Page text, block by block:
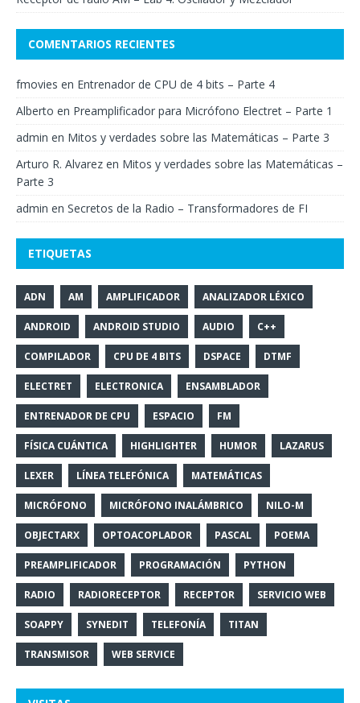
COMENTARIOS RECIENTES
fmovies en Entrenador de CPU de 4 bits – Parte 4
Alberto en Preamplificador para Micrófono Electret – Parte 1
admin en Mitos y verdades sobre las Matemáticas – Parte 3
Arturo R. Alvarez en Mitos y verdades sobre las Matemáticas –
Parte 3
admin en Secretos de la Radio – Transformadores de FI
ETIQUETAS
ADN AM AMPLIFICADOR ANALIZADOR LÉXICO
ANDROID ANDROID STUDIO AUDIO C++
COMPILADOR CPU DE 4 BITS DSPACE DTMF
ELECTRET ELECTRONICA ENSAMBLADOR
ENTRENADOR DE CPU ESPACIO FM
FÍSICA CUÁNTICA HIGHLIGHTER HUMOR LAZARUS
LEXER LÍNEA TELEFÓNICA MATEMÁTICAS
MICRÓFONO MICRÓFONO INALÁMBRICO NILO-M
OBJECTARX OPTOACOPLADOR PASCAL POEMA
PREAMPLIFICADOR PROGRAMACIÓN PYTHON
RADIO RADIORECEPTOR RECEPTOR SERVICIO WEB
SOAPPY SYNEDIT TELEFONÍA TITAN
TRANSMISOR WEB SERVICE